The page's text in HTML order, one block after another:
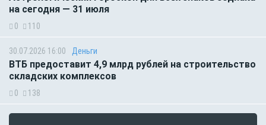
на сегодня — 31 июля
0 110
30.07.2026 16:00 Деньги
ВТБ предоставит 4,9 млрд рублей на строительство
складских комплексов
0 138